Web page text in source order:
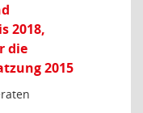
2018,
die
2015